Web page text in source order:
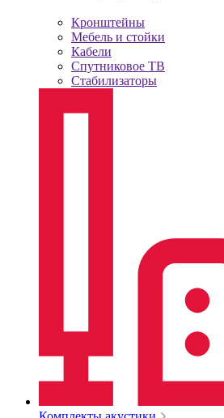
Кронштейны
Мебель и стойки
Кабели
Спутниковое ТВ
Стабилизаторы